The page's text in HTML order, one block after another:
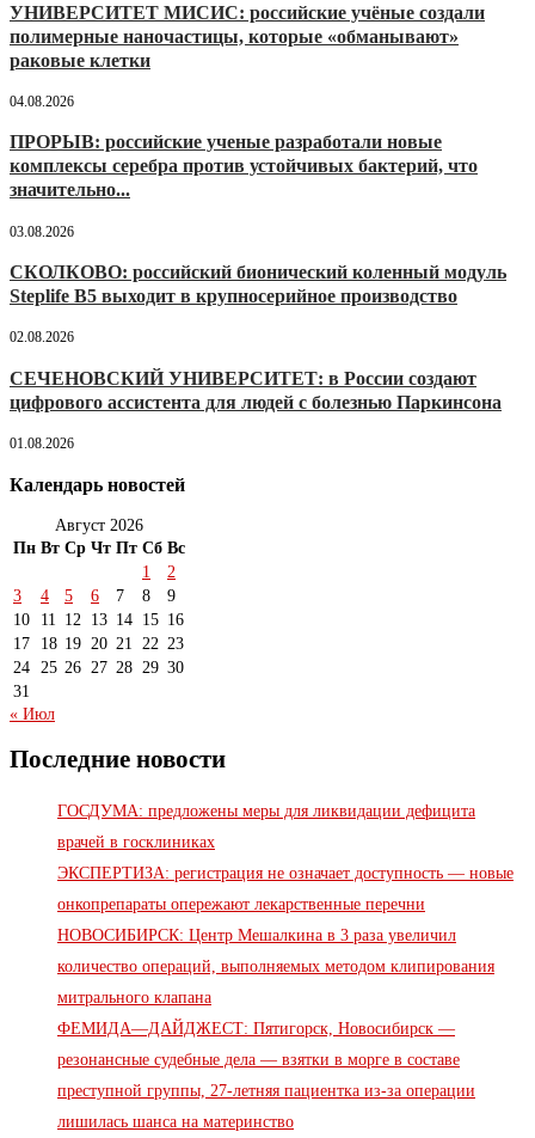
УНИВЕРСИТЕТ МИСИС: российские учёные создали
полимерные наночастицы, которые «обманывают»
раковые клетки
04.08.2026
ПРОРЫВ: российские ученые разработали новые
комплексы серебра против устойчивых бактерий, что
значительно...
03.08.2026
СКОЛКОВО: российский бионический коленный модуль
Steplife B5 выходит в крупносерийное производство
02.08.2026
СЕЧЕНОВСКИЙ УНИВЕРСИТЕТ: в России создают
цифрового ассистента для людей с болезнью Паркинсона
01.08.2026
Календарь новостей
Август 2026
Пн Вт Ср Чт Пт Сб Вс
1
2
3
4 5 6 7 8
9
10
11 12 13 14 15 16
17
18 19 20 21 22 23
24
25 26 27 28 29 30
31
« Июл
Последние новости
ГОСДУМА: предложены меры для ликвидации дефицита
врачей в госклиниках
ЭКСПЕРТИЗА: регистрация не означает доступность — новые
онкопрепараты опережают лекарственные перечни
НОВОСИБИРСК: Центр Мешалкина в 3 раза увеличил
количество операций, выполняемых методом клипирования
митрального клапана
ФЕМИДА—ДАЙДЖЕСТ: Пятигорск, Новосибирск —
резонансные судебные дела — взятки в морге в составе
преступной группы, 27-летняя пациентка из-за операции
лишилась шанса на материнство